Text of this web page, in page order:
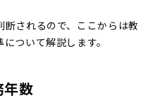
されるので、ここからは教
ついて解説します。
年数